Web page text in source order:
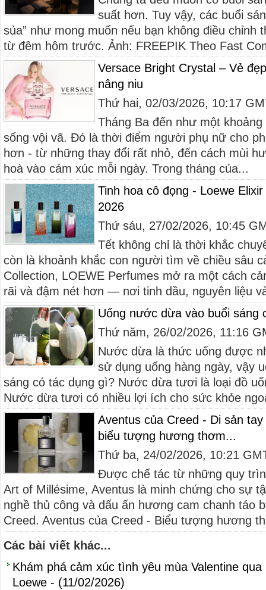
suất hơn. Tuy vậy, các buổi
sủa” như mong muốn nếu bạn không điều chỉnh
từ đêm hôm trước. Ảnh: FREEPIK Theo Fast
Versace Bright Crystal – Vẻ
nâng niu
Thứ hai, 02/03/2026, 10:17
Tháng Ba đến như một
sống vội vã. Đó là thời điểm người phụ nữ cho
hơn - từ những thay đổi rất nhỏ, đến cách mùi
hoà vào cảm xúc mỗi ngày. Trong tháng của...
Tinh hoa cô đọng - Loewe
2026
Thứ sáu, 27/02/2026, 10:45
Tết không chỉ là thời khắc
còn là khoảnh khắc con người tìm về chiều sâu
Collection, LOEWE Perfumes mở ra một cách
rãi và đậm nét hơn — nơi tinh dầu, nguyên liệu
Uống nước dừa vào buổi sáng
Thứ năm, 26/02/2026, 11:16
Nước dừa là thức uống được
sử dụng uống hàng ngày, vậy
sáng có tác dụng gì? Nước dừa tươi là loại đồ
Nước dừa tươi có nhiều lợi ích cho sức khỏe
Aventus của Creed - Di sản
biểu tượng hương thơm...
Thứ ba, 24/02/2026, 10:21
Được chế tác từ những quy
Art of Millésime, Aventus là minh chứng cho sự
nghề thủ công và dấu ấn hương cam chanh táo
Creed. Aventus của Creed - Biểu tượng hương
Các bài viết khác...
Khám phá cảm xúc tình yêu mùa Valentine
Loewe - (11/02/2026)